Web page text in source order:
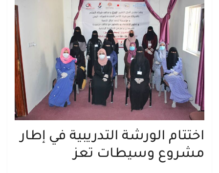
اختتام الورشة التدريبية في إطار
مشروع وسيطات تعز